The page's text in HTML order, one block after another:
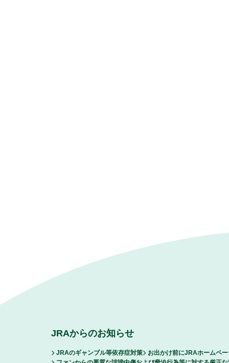
JRAからのお知らせ
JRAのギャンブル等依存症対策
お出かけ前にJRAホームペ